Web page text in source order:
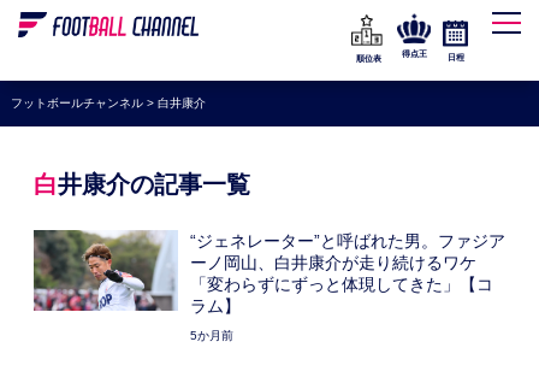
WEリーグ
海外サッカー
プレミアリーグ
ラ・リーガ
ブンデスリーガ
UEFA
ナショナルチーム
順位表
得点王 日程
フットボールチャンネル> 白井康介
白井康介の記事一覧
“ジェネレーター”と呼ばれた男。ファジア
ーノ岡山、白井康介が走り続けるワケ
「変わらずにずっと体現してきた」【コ
ラム】
5か月前